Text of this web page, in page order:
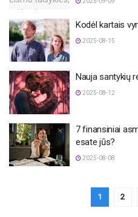
Kodėl kartais
2025-08-15
Nauja santykių
2025-08-12
7 finansiniai
esate jūs?
2025-08-08
1 2